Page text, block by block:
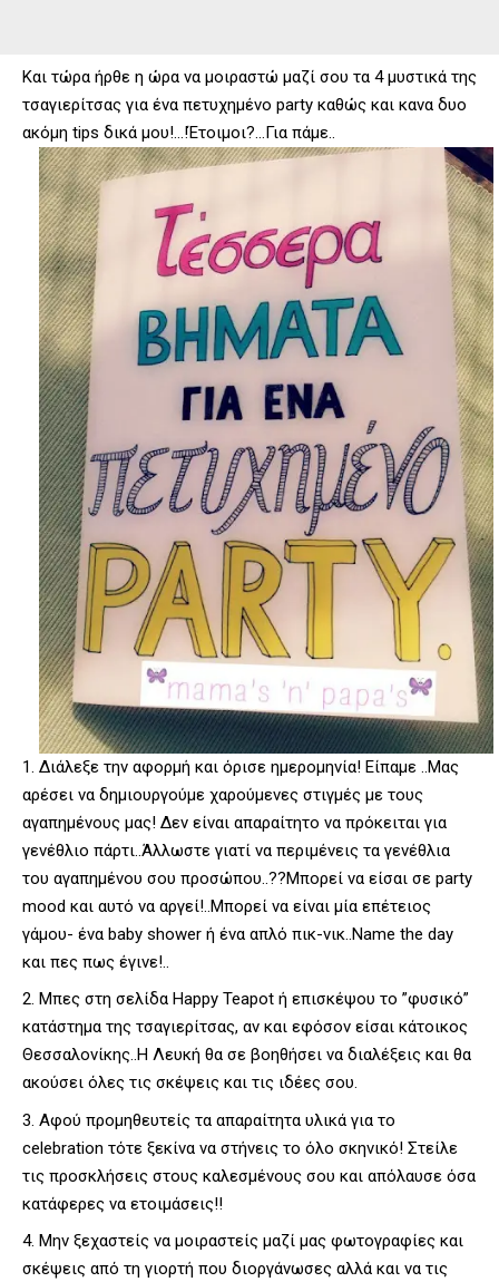
Και τώρα ήρθε η ώρα να μοιραστώ μαζί σου τα 4 μυστικά της
τσαγιερίτσας για ένα πετυχημένο party καθώς και κανα δυο
ακόμη tips δικά μου!…!Έτοιμοι?…Για πάμε..
Διάλεξε την αφορμή και όρισε ημερομηνία! Είπαμε ..Μας
αρέσει να δημιουργούμε χαρούμενες στιγμές με τους
αγαπημένους μας! Δεν είναι απαραίτητο να πρόκειται για
γενέθλιο πάρτι..Άλλωστε γιατί να περιμένεις τα γενέθλια
του αγαπημένου σου προσώπου..??Μπορεί να είσαι σε party
mood και αυτό να αργεί!..Μπορεί να είναι μία επέτειος
γάμου- ένα baby shower ή ένα απλό πικ-νικ..Name the day
και πες πως έγινε!..
Μπες στη σελίδα Happy Teapot ή επισκέψου το ”φυσικό”
κατάστημα της τσαγιερίτσας, αν και εφόσον είσαι κάτοικος
Θεσσαλονίκης..Η Λευκή θα σε βοηθήσει να διαλέξεις και θα
ακούσει όλες τις σκέψεις και τις ιδέες σου.
Αφού προμηθευτείς τα απαραίτητα υλικά για το
celebration τότε ξεκίνα να στήνεις το όλο σκηνικό! Στείλε
τις προσκλήσεις στους καλεσμένους σου και απόλαυσε όσα
κατάφερες να ετοιμάσεις!!
Μην ξεχαστείς να μοιραστείς μαζί μας φωτογραφίες και
σκέψεις από τη γιορτή που διοργάνωσες αλλά και να τις